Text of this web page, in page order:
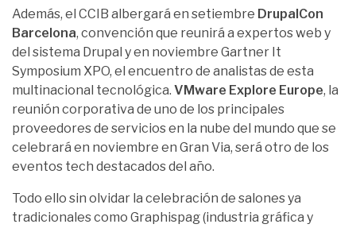
Además, el CCIB albergará en setiembre DrupalCon
Barcelona, convención que reunirá a expertos web y
del sistema Drupal y en noviembre Gartner It
Symposium XPO, el encuentro de analistas de esta
multinacional tecnológica. VMware Explore Europe, la
reunión corporativa de uno de los principales
proveedores de servicios en la nube del mundo que se
celebrará en noviembre en Gran Via, será otro de los
eventos tech destacados del año.
Todo ello sin olvidar la celebración de salones ya
tradicionales como Graphispag (industria gráfica y